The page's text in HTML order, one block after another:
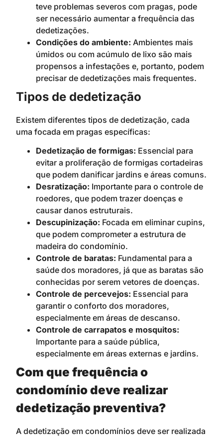
teve problemas severos com pragas, pode
ser necessário aumentar a frequência das
dedetizações.
Condições do ambiente: Ambientes mais
úmidos ou com acúmulo de lixo são mais
propensos a infestações e, portanto, podem
precisar de dedetizações mais frequentes.
Tipos de dedetização
Existem diferentes tipos de dedetização, cada
uma focada em pragas específicas:
Dedetização de formigas: Essencial para
evitar a proliferação de formigas cortadeiras
que podem danificar jardins e áreas comuns.
Desratização: Importante para o controle de
roedores, que podem trazer doenças e
causar danos estruturais.
Descupinização: Focada em eliminar cupins,
que podem comprometer a estrutura de
madeira do condomínio.
Controle de baratas: Fundamental para a
saúde dos moradores, já que as baratas são
conhecidas por serem vetores de doenças.
Controle de percevejos: Essencial para
garantir o conforto dos moradores,
especialmente em áreas de descanso.
Controle de carrapatos e mosquitos:
Importante para a saúde pública,
especialmente em áreas externas e jardins.
Com que frequência o
condomínio deve realizar
dedetização preventiva?
A dedetização em condomínios deve ser realizada